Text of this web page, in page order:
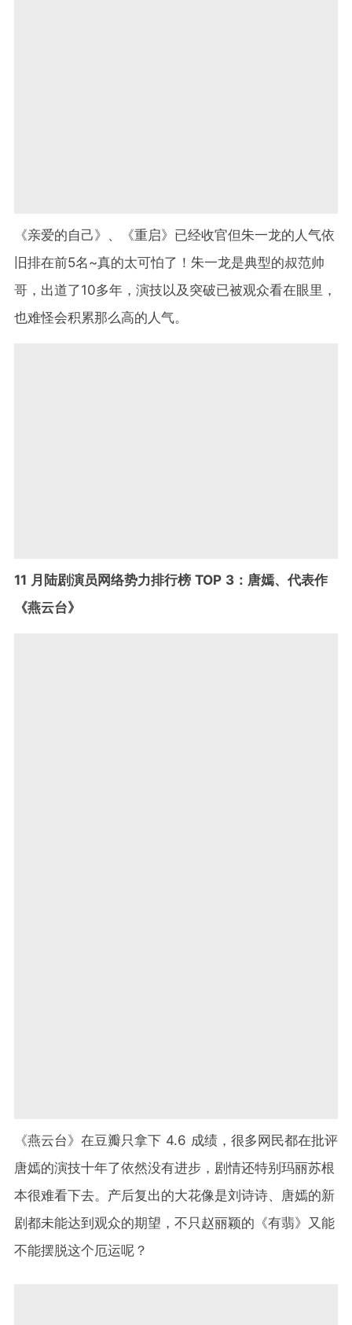
《亲爱的自己》、《重启》已经收官但朱一龙的人气依
旧排在前5名~真的太可怕了！朱一龙是典型的叔范帅
哥，出道了10多年，演技以及突破已被观众看在眼里，
也难怪会积累那么高的人气。
11 月陆剧演员网络势力排行榜 TOP 3：唐嫣、代表作
《燕云台》
《燕云台》在豆瓣只拿下 4.6 成绩，很多网民都在批评
唐嫣的演技十年了依然没有进步，剧情还特别玛丽苏根
本很难看下去。产后复出的大花像是刘诗诗、唐嫣的新
剧都未能达到观众的期望，不只赵丽颖的《有翡》又能
不能摆脱这个厄运呢？